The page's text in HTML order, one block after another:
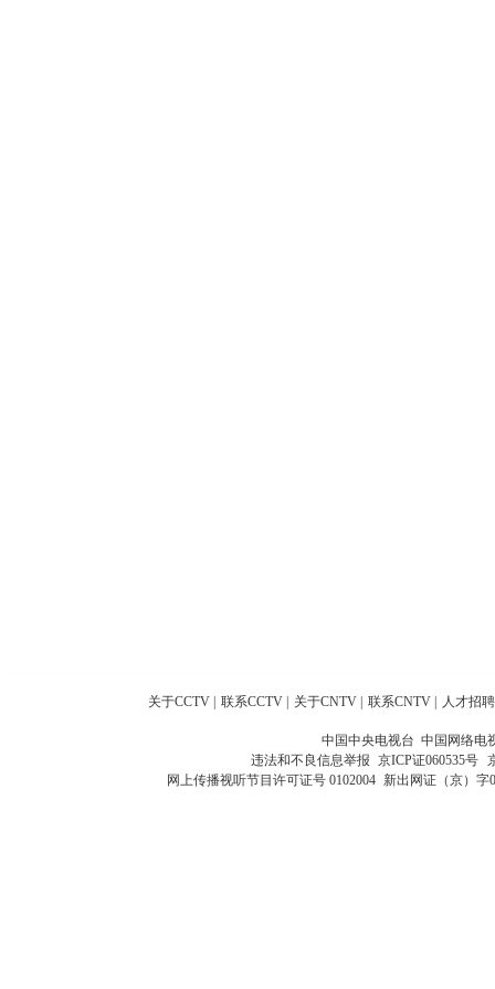
关于CCTV 联系CCTV 关于CNTV 联系CNTV 人才招聘
中国中央电视台 中国网络电
违法和不良信息举报 京ICP证060535号
网上传播视听节目许可证号 0102004 新出网证（京）